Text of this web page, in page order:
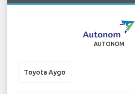
AUTONOM
Toyota Aygo